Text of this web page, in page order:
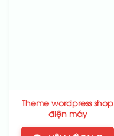
Theme wordpress shop
điện máy